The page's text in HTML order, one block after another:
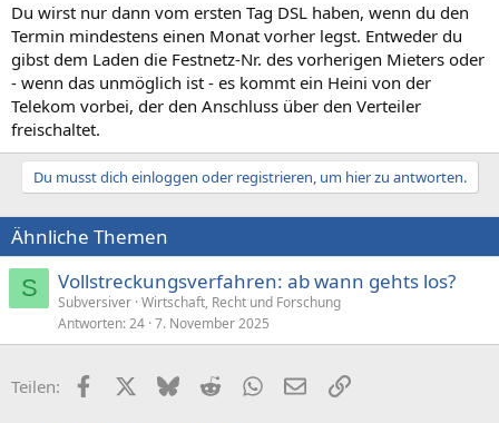
Du wirst nur dann vom ersten Tag DSL haben, wenn du den
Termin mindestens einen Monat vorher legst. Entweder du
gibst dem Laden die Festnetz-Nr. des vorherigen Mieters oder
- wenn das unmöglich ist - es kommt ein Heini von der
Telekom vorbei, der den Anschluss über den Verteiler
freischaltet.
Du musst dich einloggen oder registrieren, um hier zu antworten.
Ähnliche Themen
S Vollstreckungsverfahren: ab wann gehts los?
Subversiver Wirtschaft, Recht und Forschung
Antworten 24 7. November 2025
Teilen: FacebookX (Twitter)
BlueskyRedditWhatsApp
E-MailLink